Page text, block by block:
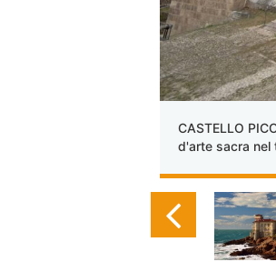
CASTELLO
d'arte sacra nel